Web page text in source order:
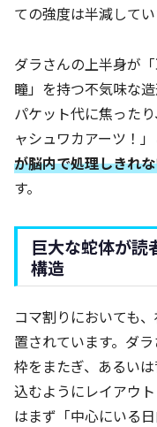
ての強度は半減してい
ダラさんの上半身が
瞳」を持つ不気味な
パケット代に焦った
ャシュワカアーツ！
が脳内で処理しきれ
す。
巨大な蛇体が読
構造
コマ割りにおいても
置されています。ダ
枠をまたぎ、あるい
込むようにレイアウ
はまず「中心にいる